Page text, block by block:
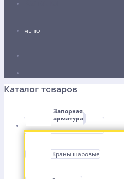
МЕНЮ
Каталог товаров
Запорная
арматура
Краны шаровые